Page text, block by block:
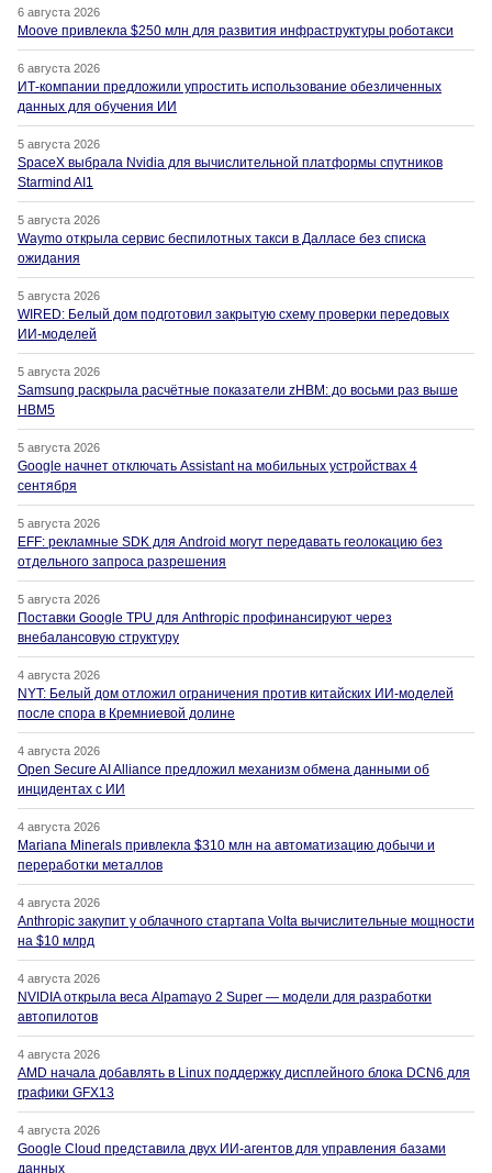
6 августа 2026
Moove привлекла $250 млн для развития инфраструктуры роботакси
6 августа 2026
ИТ-компании предложили упростить использование обезличенных
данных для обучения ИИ
5 августа 2026
SpaceX выбрала Nvidia для вычислительной платформы спутников
Starmind AI1
5 августа 2026
Waymo открыла сервис беспилотных такси в Далласе без списка
ожидания
5 августа 2026
WIRED: Белый дом подготовил закрытую схему проверки передовых
ИИ-моделей
5 августа 2026
Samsung раскрыла расчётные показатели zHBM: до восьми раз выше
HBM5
5 августа 2026
Google начнет отключать Assistant на мобильных устройствах 4
сентября
5 августа 2026
EFF: рекламные SDK для Android могут передавать геолокацию без
отдельного запроса разрешения
5 августа 2026
Поставки Google TPU для Anthropic профинансируют через
внебалансовую структуру
4 августа 2026
NYT: Белый дом отложил ограничения против китайских ИИ-моделей
после спора в Кремниевой долине
4 августа 2026
Open Secure AI Alliance предложил механизм обмена данными об
инцидентах с ИИ
4 августа 2026
Mariana Minerals привлекла $310 млн на автоматизацию добычи и
переработки металлов
4 августа 2026
Anthropic закупит у облачного стартапа Volta вычислительные мощности
на $10 млрд
4 августа 2026
NVIDIA открыла веса Alpamayo 2 Super — модели для разработки
автопилотов
4 августа 2026
AMD начала добавлять в Linux поддержку дисплейного блока DCN6 для
графики GFX13
4 августа 2026
Google Cloud представила двух ИИ-агентов для управления базами
данных